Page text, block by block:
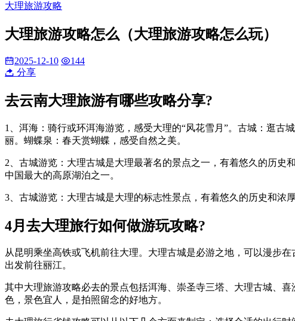
大理旅游攻略
大理旅游攻略怎么（大理旅游攻略怎么玩）
2025-12-10
144
分享
去云南大理旅游有哪些攻略分享?
1、洱海：骑行或环洱海游览，感受大理的“风花雪月”。古城：逛
丽。蝴蝶泉：春天赏蝴蝶，感受自然之美。
2、古城游览：大理古城是大理最著名的景点之一，有着悠久的历
中国最大的高原湖泊之一。
3、古城游览：大理古城是大理的标志性景点，有着悠久的历史和浓
4月去大理旅行如何做游玩攻略?
从昆明乘坐高铁或飞机前往大理。大理古城是必游之地，可以漫步
出发前往丽江。
其中大理旅游攻略必去的景点包括洱海、崇圣寺三塔、大理古城、
色，景色宜人，是拍照留念的好地方。